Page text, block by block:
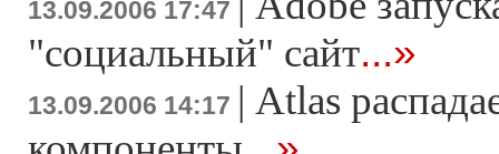
13.09.2006 17:47
"социальный" сайт...»
13.09.2006 14:17 | Atlas